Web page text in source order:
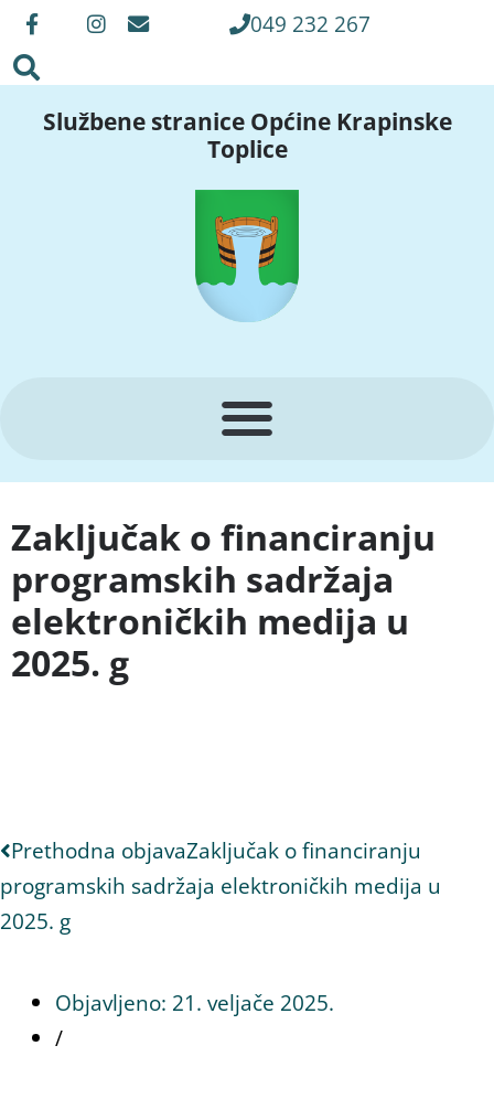
049 232 267
Službene stranice Općine Krapinske
Toplice
Zaključak o financiranju
programskih sadržaja
elektroničkih medija u
2025. g
Prethodna objavaZaključak o financiranju
programskih sadržaja elektroničkih medija u
2025. g
Objavljeno: 21. veljače 2025.
/